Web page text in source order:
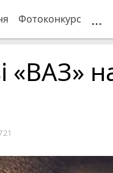
Фотоконкурс ...
«ВАЗ»